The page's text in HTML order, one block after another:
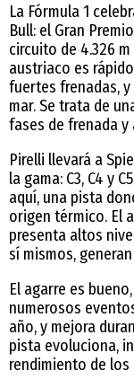
La Fórmula 1
Bull: el Gran
circuito de 4.326
austriaco es
fuertes frenadas,
mar. Se trata de
fases de frenada y
Pirelli llevará a
la gama: C3, C4 y
aquí, una pista
origen térmico. El
presenta altos
sí mismos,
El agarre es
numerosos
año, y mejora
pista evoluciona,
rendimiento de los